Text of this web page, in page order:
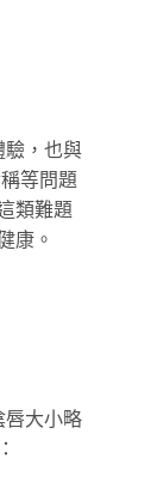
驗，也與
等問題
類難題
康。
唇大小略